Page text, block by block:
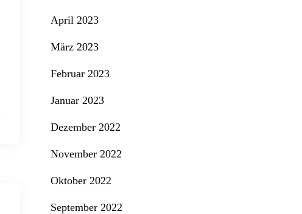
April 2023
März 2023
Februar 2023
Januar 2023
Dezember 2022
November 2022
Oktober 2022
September 2022